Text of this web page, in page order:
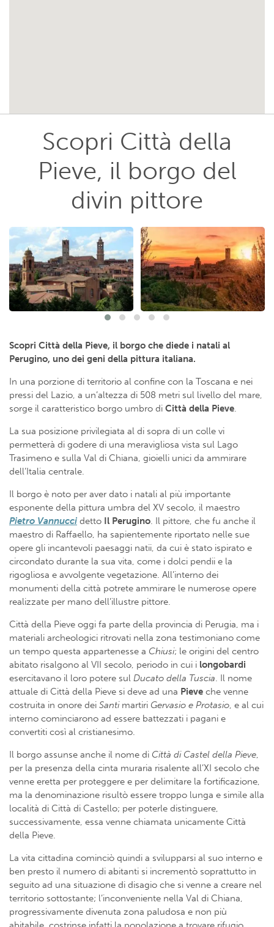
Scopri Città della
Pieve, il borgo del
divin pittore
Scopri Città della Pieve, il borgo che diede i natali al
Perugino, uno dei geni della pittura italiana.
In una porzione di territorio al confine con la Toscana e nei
pressi del Lazio, a un’altezza di 508 metri sul livello del mare,
sorge il caratteristico borgo umbro di Città della Pieve
La sua posizione privilegiata al di sopra di un colle vi
permetterà di godere di una meravigliosa vista sul Lago
Trasimeno e sulla Val di Chiana, gioielli unici da ammirare
dell’Italia centrale.
Il borgo è noto per aver dato i natali al più importante
esponente della pittura umbra del XV secolo, il maestro
Pietro Vannucci detto Il Perugino . Il pittore, che fu anche il
maestro di Raffaello, ha sapientemente riportato nelle sue
opere gli incantevoli paesaggi natii, da cui è stato ispirato e
circondato durante la sua vita, come i dolci pendii e la
rigogliosa e avvolgente vegetazione. All’interno dei
monumenti della città potrete ammirare le numerose opere
realizzate per mano dell’illustre pittore.
Città della Pieve oggi fa parte della provincia di Perugia, ma i
materiali archeologici ritrovati nella zona testimoniano come
un tempo questa appartenesse a Chiusi; le origini del centro
abitato risalgono al VII secolo, periodo in cui i longobardi
esercitavano il loro potere sul Ducato della Tuscia . Il nome
attuale di Città della Pieve si deve ad una Pieve che venne
costruita in onore dei Santimartiri Gervasio e Protasio , e al cui
interno cominciarono ad essere battezzati i pagani e
convertiti così al cristianesimo.
Il borgo assunse anche il nome di Città di Castel della Pieve
per la presenza della cinta muraria risalente all’XI secolo che
venne eretta per proteggere e per delimitare la fortificazione,
ma la denominazione risultò essere troppo lunga e simile alla
località di Città di Castello; per poterle distinguere,
successivamente, essa venne chiamata unicamente Città
della Pieve.
La vita cittadina cominciò quindi a svilupparsi al suo interno e
ben presto il numero di abitanti si incrementò soprattutto in
seguito ad una situazione di disagio che si venne a creare nel
territorio sottostante; l’inconveniente nella Val di Chiana,
progressivamente divenuta zona paludosa e non più